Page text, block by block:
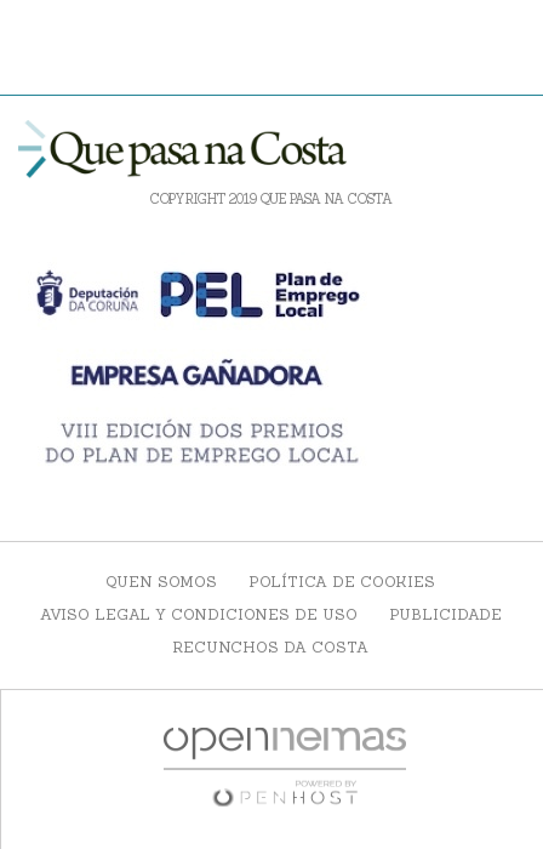
COPYRIGHT 2019 QUE PASA NA COSTA
QUEN SOMOS
POLÍTICA DE COOKIES
AVISO LEGAL Y CONDICIONES DE USO
PUBLICIDADE
RECUNCHOS DA COSTA